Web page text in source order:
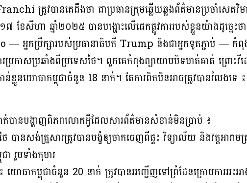
ត្រូវបានគេដឹងថា ជាប្រធានក្រុមឆ្លើយឆ្លងព័ត៌មានប្រចាំសេត
ែសីហា ឆ្នាំ២០២៥ បានបង្ហោះលើផេកផ្លូវការរបស់ខ្លួនយ៉ាងដូច្នេះថ
នកប្រឹក្សារបស់ប្រធានាធិបតី Trump និងជាអ្នកទូតភ្ជាប់ — កំពុ
ប្រកាសប្រឆាំងពីប្រទេសថៃ។ ពួកគេកំពុងព្យាយាមបិទមាត់គាត់ ព្រោះ
ន់ខ្លួនយោធាកម្ពុជាចំនួន 18 នាក់។ តែការពិតមិនអាចត្រូវបានរំលងទេ
ត់បានបង្ហាញពិភពលោកអ្វីដែលសារព័ត៌មានសំខាន់មិនប្រាប់ ៖
បានសង់គ្រួសារត្រូវបានបង្ខំឲ្យចាកចេញពីផ្ទះ វិទ្យាល័យ និងវត្តអារាម
ា រួមទាំងកុមារ
យោធាកម្ពុជាចំនួន 20 នាក់ ត្រូវបានអញ្ជើញទៅព្រំដែនក្រោមការអះអា